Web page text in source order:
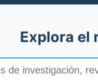
Explora el